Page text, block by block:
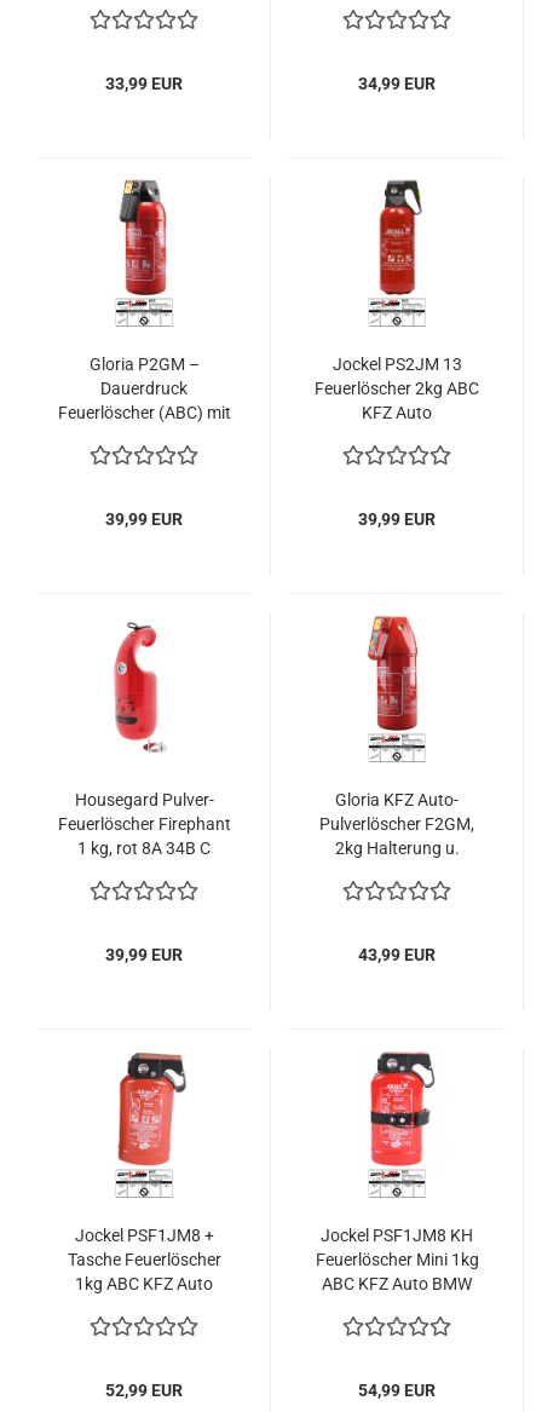
33,99 EUR 34,99 EUR
Gloria P2GM –
Dauerdruck
Feuerlöscher (ABC) mit
EN3, 4LE, 2kg
39,99 EUR
Jockel PS2JM 13
Feuerlöscher 2kg ABC
KFZ Auto
39,99 EUR
Housegard Pulver-
Feuerlöscher Firephant
1 kg, rot 8A 34B C
39,99 EUR
Gloria KFZ Auto-
Pulverlöscher F2GM,
2kg Halterung u.
43,99 EUR
Jockel PSF1JM8 +
Tasche Feuerlöscher
1kg ABC KFZ Auto
Pulverfeuerlöscher 2LE
52,99 EUR
Jockel PSF1JM8 KH
Feuerlöscher Mini 1kg
ABC KFZ Auto BMW
54,99 EUR